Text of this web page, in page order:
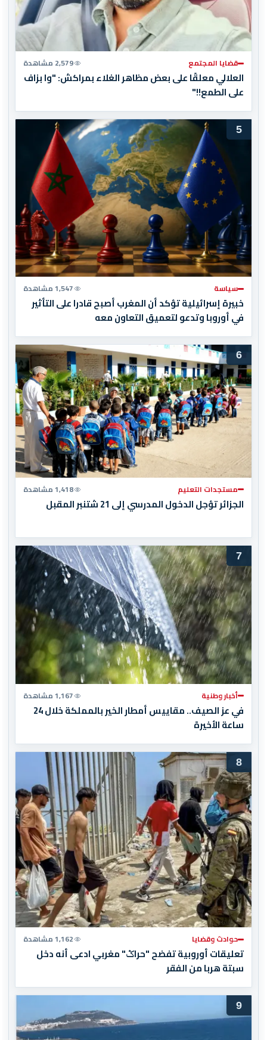
قضايا المجتمع 2,579 مشاهدة
العلالي معلقًا على بعض مظاهر الغلاء بمراكش: "وا بزاف
على الطمع!!"
5
سياسة 1,547 مشاهدة
خبيرة إسرائيلية تؤكد أن المغرب أصبح قادرا على التأثير
في أوروبا وتدعو لتعميق التعاون معه
6
مستجدات التعليم 1,418 مشاهدة
الجزائر تؤجل الدخول المدرسي إلى 21 شتنبر المقبل
7
أخبار وطنية 1,167 مشاهدة
في عز الصيف.. مقاييس أمطار الخير بالمملكة خلال 24
ساعة الأخيرة
8
حوادث وقضايا 1,162 مشاهدة
تعليقات أوروبية تفضح "حراݣ" مغربي ادعى أنه دخل
سبتة هربا من الفقر
9